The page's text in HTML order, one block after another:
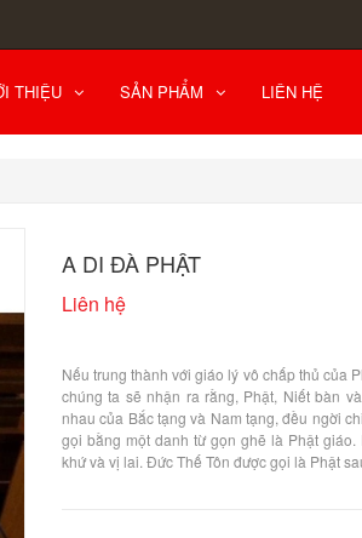
THIỆU SẢN PHẨM LIÊN HỆ
A DI ĐÀ PHẬT
Liên hệ
Nếu trung thành với giáo lý vô chấp thủ của
chúng ta sẽ nhận ra rằng, Phật, Niết bàn
nhau của Bắc tạng và Nam tạng, đều ngời
gọi bằng một danh từ gọn ghẽ là Phật
khứ và vị lai. Đức Thế Tôn được gọi là Phật